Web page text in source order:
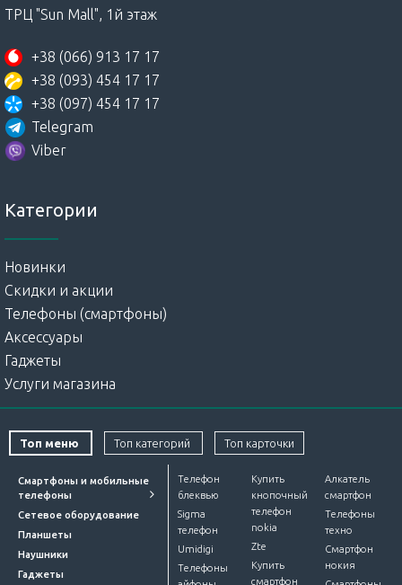
ТРЦ "Sun Mall", 1й этаж
+38 (066) 913 17 17
+38 (093) 454 17 17
+38 (097) 454 17 17
Telegram
Viber
Категории
Новинки
Скидки и акции
Телефоны (смартфоны)
Аксессуары
Гаджеты
Услуги магазина
Топ меню Топ категорий Топ карточки
Смартфоны и мобильные
телефоны
Сетевое оборудование
Планшеты
Наушники
Гаджеты
Телефон
блеквью
Sigma
телефон
Umidigi
Телефоны
Купить
кнопочный
телефон
nokia
Zte
Купить
смартфон
Алкатель
смартфон
Телефоны
техно
Смартфон
нокия